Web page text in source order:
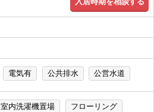
電気有 公共排水 公営水道
室内洗濯機置場 フローリング